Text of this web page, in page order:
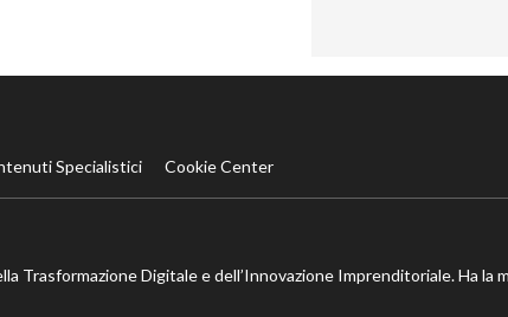
Specialistici Cookie Center
Trasformazione Digitale e dell’Innovazione Imprenditoriale. Ha la